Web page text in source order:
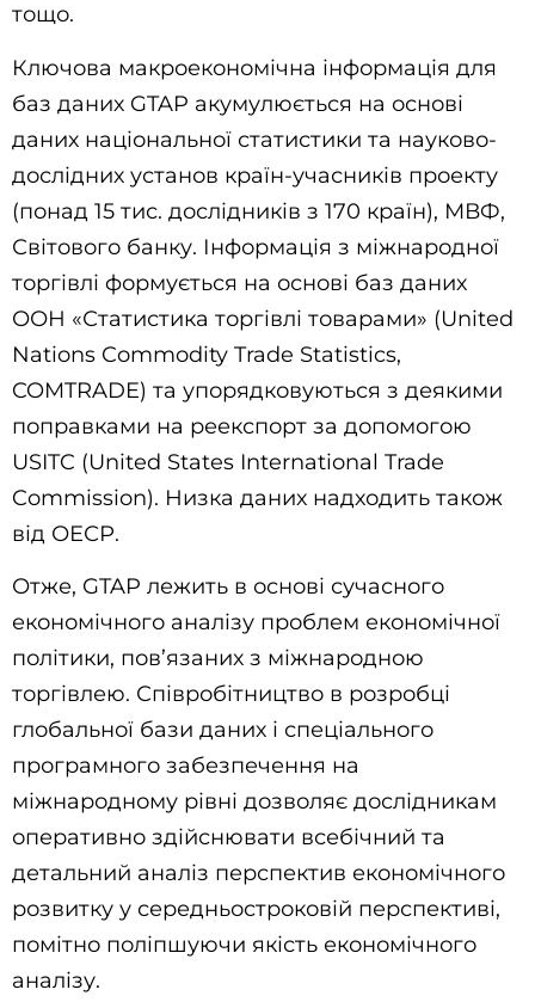
тощо.
Ключова макроекономічна інформація для
баз даних GTAP акумулюється на основі
даних національної статистики та науково-
дослідних установ країн-учасників проекту
(понад 15 тис. дослідників з 170 країн), МВФ,
Світового банку. Інформація з міжнародної
торгівлі формується на основі баз даних
ООН «Статистика торгівлі товарами» (United
Nations Commodity Trade Statistics,
COMTRADE) та упорядковуються з деякими
поправками на реекспорт за допомогою
USITC (United States International Trade
Commission). Низка даних надходить також
від ОЕСР.
Отже, GTAP лежить в основі сучасного
економічного аналізу проблем економічної
політики, пов’язаних з міжнародною
торгівлею. Співробітництво в розробці
глобальної бази даних і спеціального
програмного забезпечення на
міжнародному рівні дозволяє дослідникам
оперативно здійснювати всебічний та
детальний аналіз перспектив економічного
розвитку у середньостроковій перспективі,
помітно поліпшуючи якість економічного
аналізу.